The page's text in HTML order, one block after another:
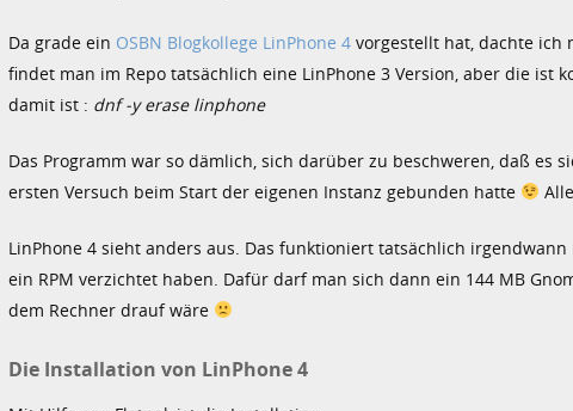
Da grade ein OSBN Blogkollege LinPhone 4 vorgestellt hat, dachte ich
findet man im Repo tatsächlich eine LinPhone 3 Version, aber die
damit ist : dnf -y erase linphone
Das Programm war so dämlich, sich darüber zu beschweren, daß es
ersten Versuch beim Start der eigenen Instanz gebunden hatte
LinPhone 4 sieht anders aus. Das funktioniert tatsächlich
ein RPM verzichtet haben. Dafür darf man sich dann ein 144 MB
dem Rechner drauf wäre
Die Installation von LinPhone 4